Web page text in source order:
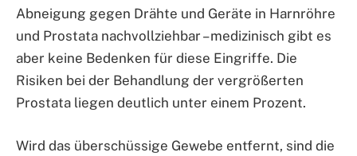
Abneigung gegen Drähte und Geräte in Harnröhre
und Prostata nachvollziehbar – medizinisch gibt es
aber keine Bedenken für diese Eingriffe. Die
Risiken bei der Behandlung der vergrößerten
Prostata liegen deutlich unter einem Prozent.
Wird das überschüssige Gewebe entfernt, sind die